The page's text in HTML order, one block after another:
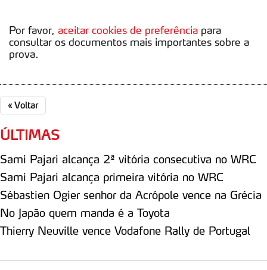
Por favor, aceitar cookies de preferência para
consultar os documentos mais importantes sobre a
prova.
« Voltar
ÚLTIMAS
Sami Pajari alcança 2ª vitória consecutiva no WRC
Sami Pajari alcança primeira vitória no WRC
Sébastien Ogier senhor da Acrópole vence na Grécia
No Japão quem manda é a Toyota
Thierry Neuville vence Vodafone Rally de Portugal